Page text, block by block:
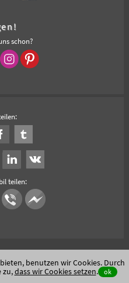
schon?
teilen:
benutzen wir Cookies. Durch
zu,dass wir Cookies setzen. ok